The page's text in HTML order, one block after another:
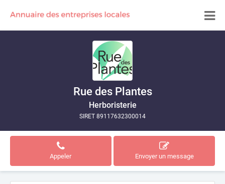
Rue des Plantes
Herboristerie
SIRET 89117632300014
Appeler Envoyer un message